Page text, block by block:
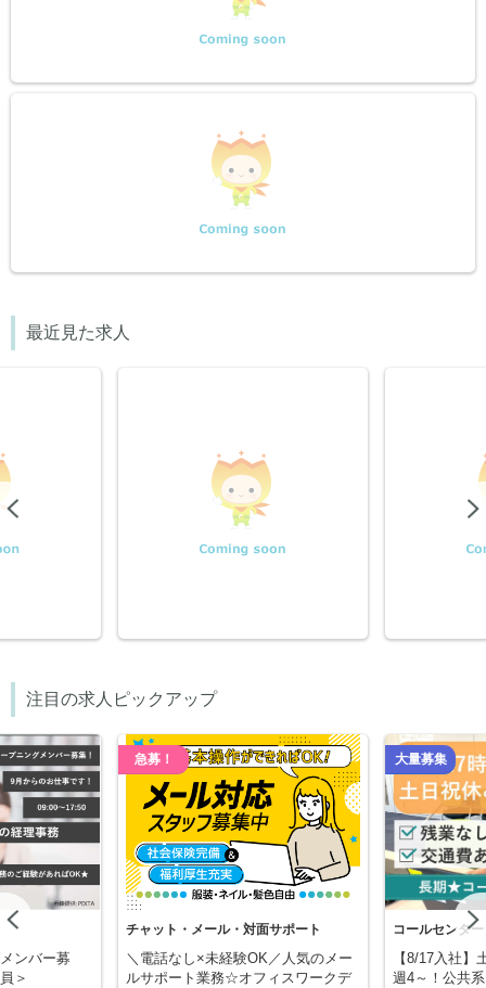
最近見た求人
注目の求人ピックアップ
ンバー募
＞
急募！
チャット・メール・対面サポート
＼電話なし×未経験OK／人気のメー
ルサポート業務☆オフィスワークデ
大量募集
コールセンター
【8/17入社】
週4～！公共